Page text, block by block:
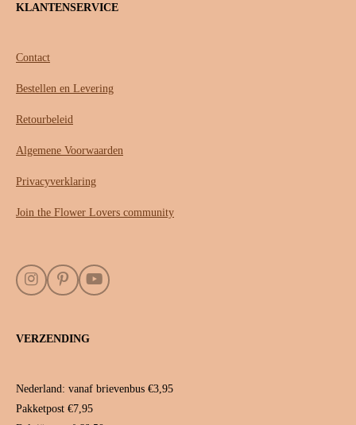
KLANTENSERVICE
Contact
Bestellen en Levering
Retourbeleid
Algemene Voorwaarden
Privacyverklaring
Join the Flower Lovers community
I
a
a
P
e
s
Y
VERZENDING
Nederland: vanaf brievenbus €3,95
Pakketpost €7,95